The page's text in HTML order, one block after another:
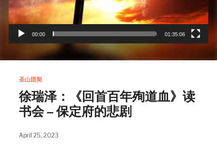
00:00 01:35:06
圣山团契
徐瑞泽：《回首百年殉道血》读
书会 – 保定府的悲剧
April 25, 2023